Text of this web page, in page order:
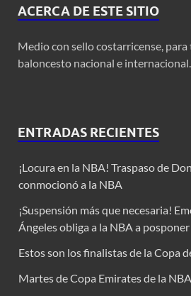
ACERCA DE ESTE SITIO
Medio con sello costarricense,
baloncesto nacional e internacional.
ENTRADAS RECIENTES
¡Locura en la NBA! Traspaso de
conmocionó a la NBA
¡Suspensión más que necesaria!
Ángeles obliga a la NBA a
Estos son los finalistas de la Copa
Martes de Copa Emirates de la NBA